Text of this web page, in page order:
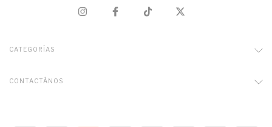
CATEGORÍAS
CONTACTÁNOS